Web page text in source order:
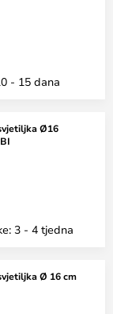
- 15 dana
Ø16
3 - 4 tjedna
Ø 16 cm